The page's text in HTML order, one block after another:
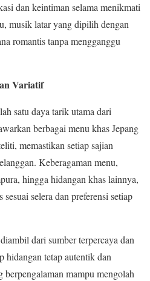
dan keintiman selama menikmati
musik latar yang dipilih dengan
romantis tanpa mengganggu
Variatif
satu daya tarik utama dari
berbagai menu khas Jepang
memastikan setiap sajian
Keberagaman menu,
hingga hidangan khas lainnya,
selera dan preferensi setiap
dari sumber terpercaya dan
hidangan tetap autentik dan
mampu mengolah